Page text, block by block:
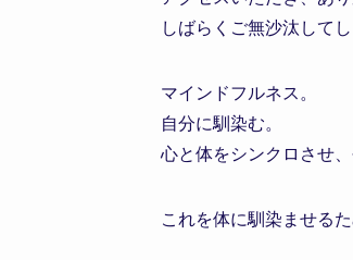
しばらくご無沙汰してし
マインドフルネス。
自分に馴染む。
心と体をシンクロさせ、
これを体に馴染ませる